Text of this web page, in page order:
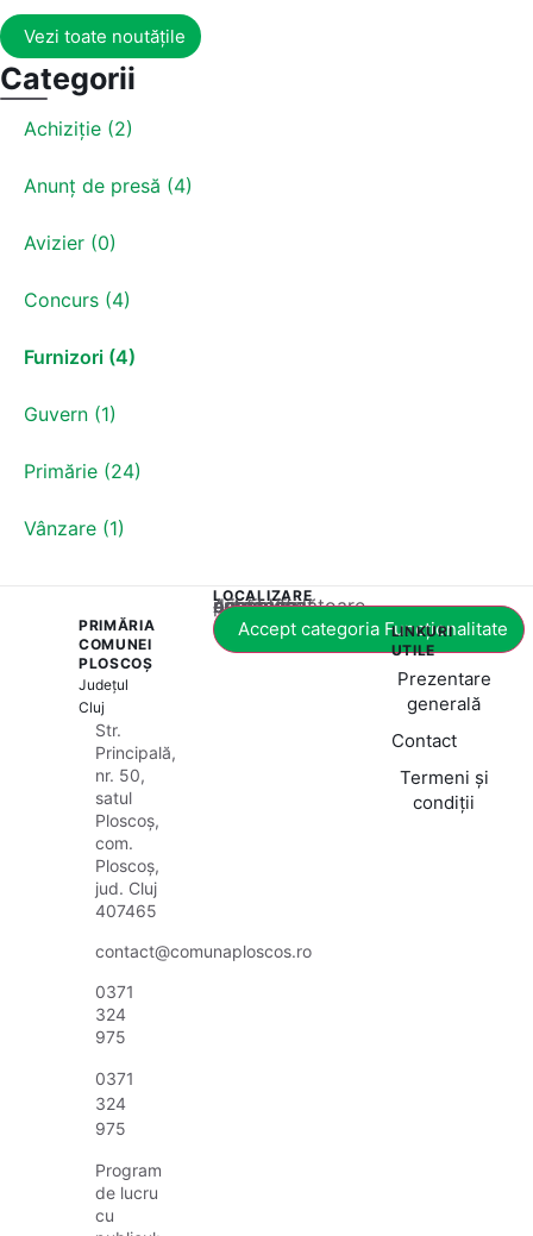
Vezi toate noutățile
Categorii
Achiziție (2)
Anunț de presă (4)
Avizier (0)
Concurs (4)
Furnizori (4)
Guvern (1)
Primărie (24)
Vânzare (1)
PRIMĂRIA
COMUNEI
PLOSCOȘ
Județul
Cluj
Str.
Principală,
nr. 50,
satul
Ploscoș,
com.
Ploscoș,
jud. Cluj
407465
contact@comunaploscos.ro
0371
324
975
0371
324
975
Program
de lucru
cu
LOCALIZARE
Acest conținut este blocat până când acceptați categoria corespunzătoare de cookie-uri.
Accept categoria Funcționalitate
LINKURI
UTILE
Prezentare
generală
Contact
Termeni și
condiții